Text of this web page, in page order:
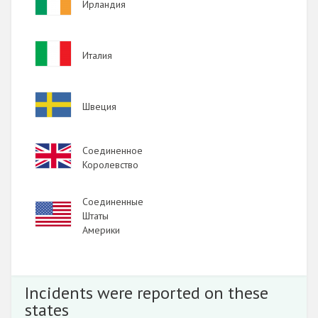
Ирландия
Италия
Image
Швеция
Image
Соединенное
Королевство
Image
Соединенные
Штаты
Америки
Incidents were reported on these
states